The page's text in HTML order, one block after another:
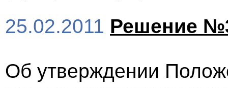
25.02.2011 Решение
Об утверждении